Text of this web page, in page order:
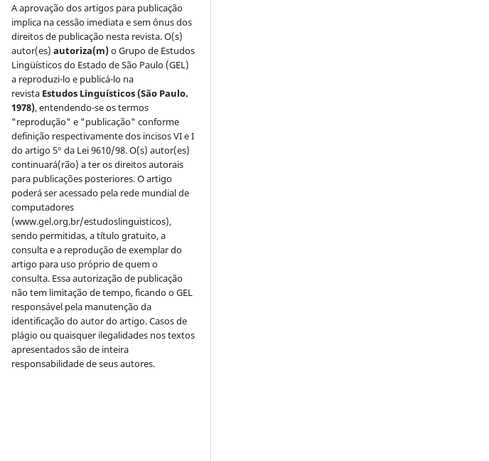
A aprovação dos artigos para publicação
implica na cessão imediata e sem ônus dos
direitos de publicação nesta revista. O(s)
autor(es)autoriza(m)o Grupo de Estudos
Lingüísticos do Estado de São Paulo (GEL)
a reproduzi-lo e publicá-lo na
revista Estudos Linguísticos(São Paulo.
1978), entendendo-se os termos
"reprodução" e "publicação" conforme
definição respectivamente dos incisos VI e I
do artigo 5° da Lei 9610/98. O(s) autor(es)
continuará(rão) a ter os direitos autorais
para publicações posteriores. O artigo
poderá ser acessado pela rede mundial de
computadores
(www.gel.org.br/estudoslinguisticos),
sendo permitidas, a título gratuito, a
consulta e a reprodução de exemplar do
artigo para uso próprio de quem o
consulta. Essa autorização de publicação
não tem limitação de tempo, ficando o GEL
responsável pela manutenção da
identificação do autor do artigo. Casos de
plágio ou quaisquer ilegalidades nos textos
apresentados são de inteira
responsabilidade de seus autores.